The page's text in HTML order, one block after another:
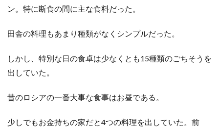
ン。特に断食の間に主な食料だった。
田舎の料理もあまり種類がなくシンプルだった。
しかし、特別な日の食卓は少なくとも15種類のごちそうを
出していた。
昔のロシアの一番大事な食事はお昼である。
少しでもお金持ちの家だと4つの料理を出していた。前